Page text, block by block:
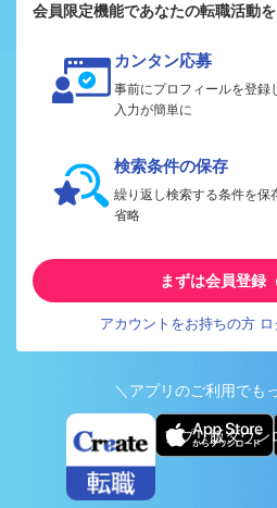
会員限定機能であなたの転職活動を
カンタン応募
事前にプロフィールを登録
入力が簡単に
検索条件の保存
繰り返し検索する条件を保
省略
まずは会員登録
アカウントをお持ちの方 ロ
＼アプリのご利用でも
アプリ版ダウン